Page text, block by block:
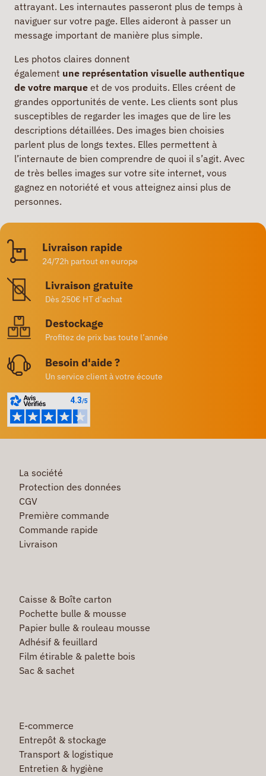
attrayant. Les internautes passeront plus de temps à
naviguer sur votre page. Elles aideront à passer un
message important de manière plus simple.
Les photos claires donnent
également une représentation visuelle authentique
de votre marque et de vos produits. Elles créent de
grandes opportunités de vente. Les clients sont plus
susceptibles de regarder les images que de lire les
descriptions détaillées. Des images bien choisies
parlent plus de longs textes. Elles permettent à
l’internaute de bien comprendre de quoi il s’agit. Avec
de très belles images sur votre site internet, vous
gagnez en notoriété et vous atteignez ainsi plus de
personnes.
Livraison rapide
24/72h partout en europe
Livraison gratuite
Dès 250€ HT d’achat
Destockage
Profitez de prix bas toute l’année
Besoin d'aide ?
Un service client à votre écoute
La société
Protection des données
CGV
Première commande
Commande rapide
Livraison
Caisse & Boîte carton
Pochette bulle & mousse
Papier bulle & rouleau mousse
Adhésif & feuillard
Film étirable & palette bois
Sac & sachet
E-commerce
Entrepôt & stockage
Transport & logistique
Entretien & hygiène